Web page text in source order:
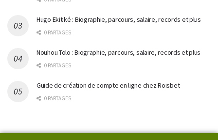
Hugo Ekitiké : Biographie, parcours, salaire, records et plus
0 PARTAGES
Nouhou Tolo : Biographie, parcours, salaire, records et plus
0 PARTAGES
Guide de création de compte en ligne chez Roisbet
0 PARTAGES